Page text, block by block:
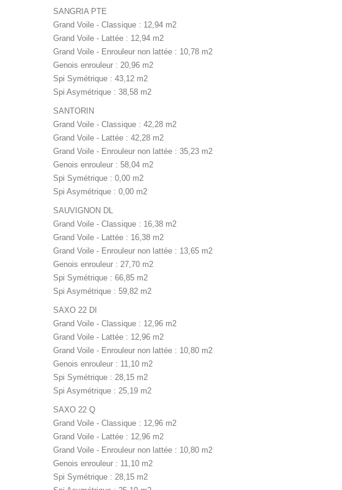
SANGRIA PTE
Grand Voile - Classique : 12,94 m2
Grand Voile - Lattée : 12,94 m2
Grand Voile - Enrouleur non lattée : 10,78 m2
Genois enrouleur : 20,96 m2
Spi Symétrique : 43,12 m2
Spi Asymétrique : 38,58 m2
SANTORIN
Grand Voile - Classique : 42,28 m2
Grand Voile - Lattée : 42,28 m2
Grand Voile - Enrouleur non lattée : 35,23 m2
Genois enrouleur : 58,04 m2
Spi Symétrique : 0,00 m2
Spi Asymétrique : 0,00 m2
SAUVIGNON DL
Grand Voile - Classique : 16,38 m2
Grand Voile - Lattée : 16,38 m2
Grand Voile - Enrouleur non lattée : 13,65 m2
Genois enrouleur : 27,70 m2
Spi Symétrique : 66,85 m2
Spi Asymétrique : 59,82 m2
SAXO 22 DI
Grand Voile - Classique : 12,96 m2
Grand Voile - Lattée : 12,96 m2
Grand Voile - Enrouleur non lattée : 10,80 m2
Genois enrouleur : 11,10 m2
Spi Symétrique : 28,15 m2
Spi Asymétrique : 25,19 m2
SAXO 22 Q
Grand Voile - Classique : 12,96 m2
Grand Voile - Lattée : 12,96 m2
Grand Voile - Enrouleur non lattée : 10,80 m2
Genois enrouleur : 11,10 m2
Spi Symétrique : 28,15 m2